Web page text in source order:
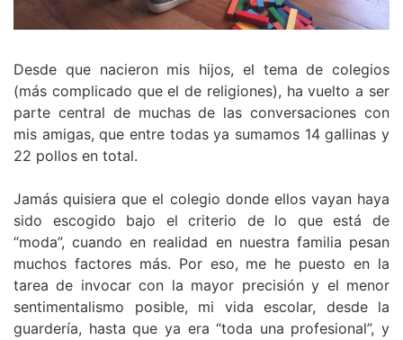
Desde que nacieron mis hijos, el tema de colegios
(más complicado que el de religiones), ha vuelto a ser
parte central de muchas de las conversaciones con
mis amigas, que entre todas ya sumamos 14 gallinas y
22 pollos en total.
Jamás quisiera que el colegio donde ellos vayan haya
sido escogido bajo el criterio de lo que está de
“moda”, cuando en realidad en nuestra familia pesan
muchos factores más. Por eso, me he puesto en la
tarea de invocar con la mayor precisión y el menor
sentimentalismo posible, mi vida escolar, desde la
guardería, hasta que ya era “toda una profesional”, y